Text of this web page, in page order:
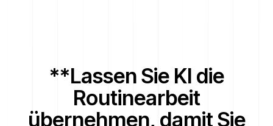
**Lassen Sie KI die
Routinearbeit
übernehmen, damit Sie